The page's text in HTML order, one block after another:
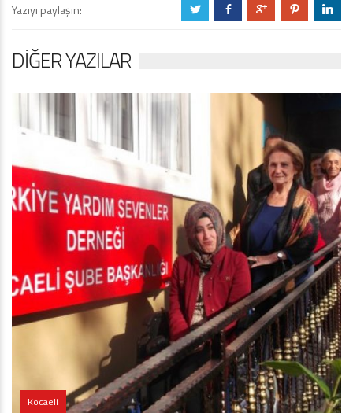
Yazıyı paylaşın: a b c d j
DIĞER YAZILAR
Kocaeli